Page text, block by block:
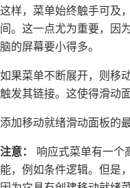
这样，菜单始终触手可及
间。这一点尤为重要，因
脑的屏幕要小得多。
如果菜单不断展开，则移
触发其链接。这使得滑动
添加移动就绪滑动面板的
注意： 响应式菜单有一个
能，例如条件逻辑。但是